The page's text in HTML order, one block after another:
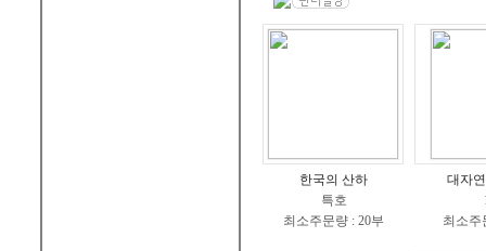
한국의 산하
특호
최소주문량 : 20부
대자
최소주